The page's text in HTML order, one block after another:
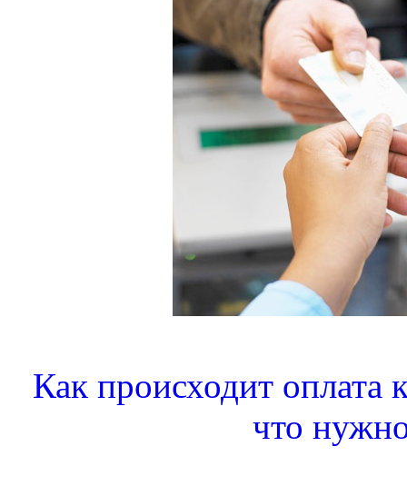
Как происходит оплата
что